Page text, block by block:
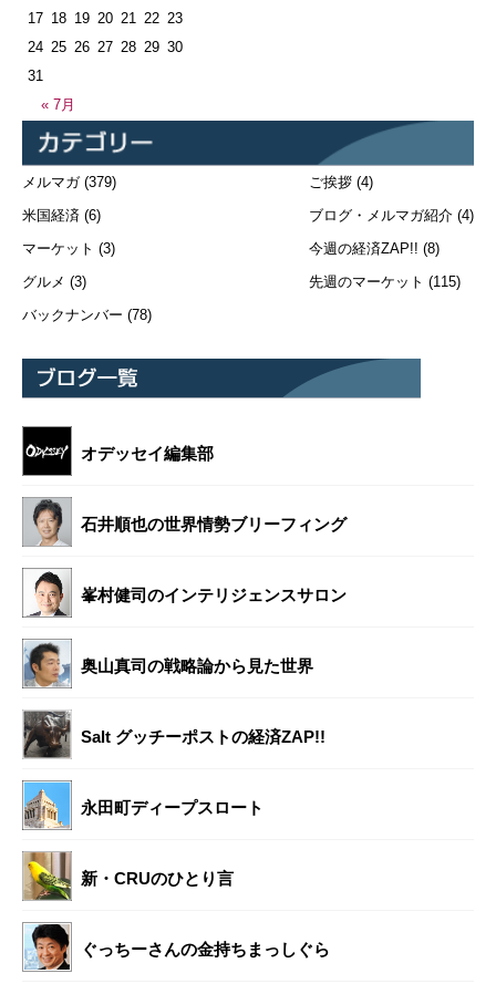
« 7月
17 18 19 20 21 22 23
24 25 26 27 28 29 30
31
メルマガ(379)
米国経済 (6)
マーケット (3)
グルメ (3)
バックナンバー (78)
ご挨拶 (4)
ブログ・メルマガ紹介 (4)
今週の経済ZAP!! (8)
先週のマーケット (115)
オデッセイ編集部
石井順也の世界情勢ブリーフィング
峯村健司のインテリジェンスサロン
奥山真司の戦略論から見た世界
Salt グッチーポストの経済ZAP!!
永田町ディープスロート
新・CRUのひとり言
ぐっちーさんの金持ちまっしぐら